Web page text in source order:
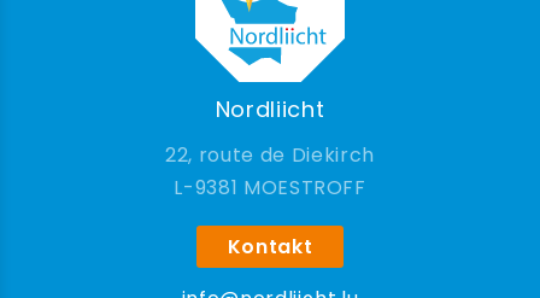
Nordliicht
22, route de Diekirch
9381 MOESTROFF
Kontakt